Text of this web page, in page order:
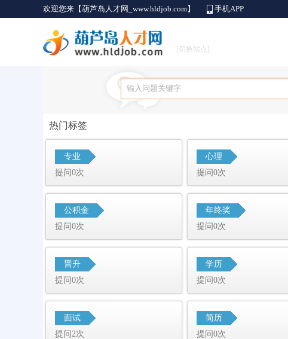
欢迎您来【葫芦岛人才网_www.hldjob.com】 手机APP
[切换站点]
热门标签
专业
提问0次
心理
提问0次
公积金
提问0次
年终奖
提问0次
晋升
提问0次
学历
提问0次
面试
提问2次
简历
提问0次